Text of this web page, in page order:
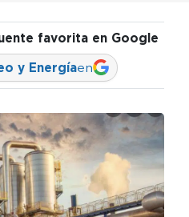
favorita en Google
y Energíaen